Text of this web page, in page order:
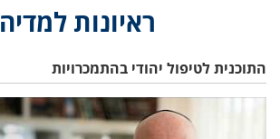
ראיונות למדיה
התוכנית לטיפול יהודי בהתמכרויות